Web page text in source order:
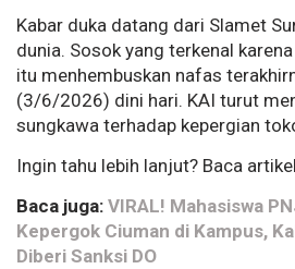
Kabar duka datang dari Slamet
dunia. Sosok yang terkenal
itu menhembuskan nafas
(3/6/2026) dini hari. KAI turut
sungkawa terhadap kepergian
Ingin tahu lebih lanjut? Baca
Baca juga: VIRAL! Mahasiswa
Kepergok Ciuman di Kampus,
Diberi Sanksi DO